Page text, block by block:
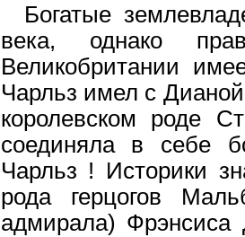
Богатые
века, однако
Великобритании
Чарльз имел с
королевском роде
соединяла в себе
Чарльз ! Историки
рода герцогов
адмирала)